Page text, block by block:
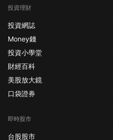
投資理財
投資網誌
Money錢
投資小學堂
財經百科
美股放大鏡
口袋證券
即時股市
台股股市